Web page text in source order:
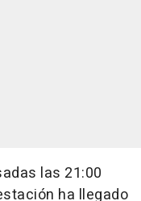
las 21:00
ha llegado